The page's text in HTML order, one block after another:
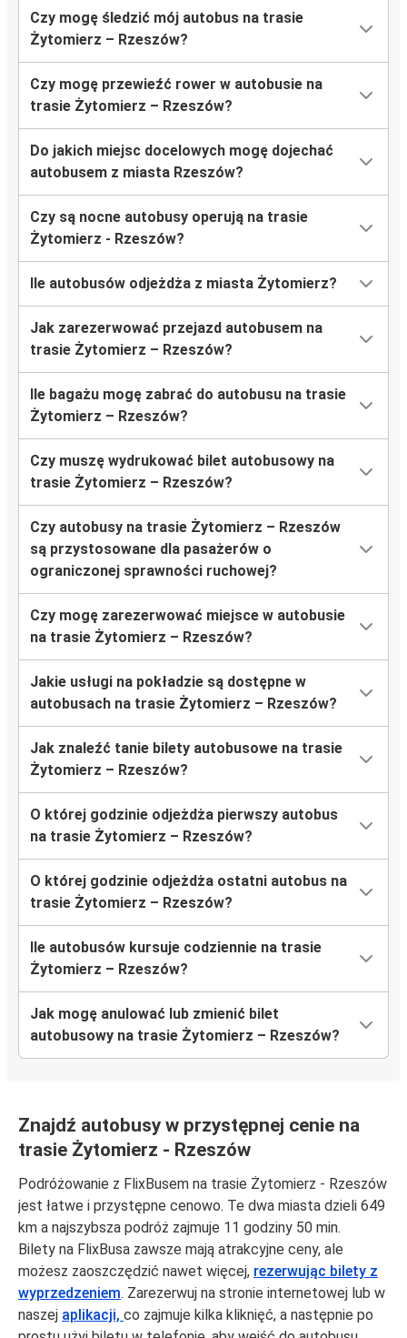
Czy mogę śledzić mój autobus na trasie
Żytomierz – Rzeszów?
Czy mogę przewieźć rower w autobusie na
trasie Żytomierz – Rzeszów?
Do jakich miejsc docelowych mogę dojechać
autobusem z miasta Rzeszów?
Czy są nocne autobusy operują na trasie
Żytomierz - Rzeszów?
Ile autobusów odjeżdża z miasta Żytomierz?
Jak zarezerwować przejazd autobusem na
trasie Żytomierz – Rzeszów?
Ile bagażu mogę zabrać do autobusu na trasie
Żytomierz – Rzeszów?
Czy muszę wydrukować bilet autobusowy na
trasie Żytomierz – Rzeszów?
Czy autobusy na trasie Żytomierz – Rzeszów
są przystosowane dla pasażerów o
ograniczonej sprawności ruchowej?
Czy mogę zarezerwować miejsce w autobusie
na trasie Żytomierz – Rzeszów?
Jakie usługi na pokładzie są dostępne w
autobusach na trasie Żytomierz – Rzeszów?
Jak znaleźć tanie bilety autobusowe na trasie
Żytomierz – Rzeszów?
O której godzinie odjeżdża pierwszy autobus
na trasie Żytomierz – Rzeszów?
O której godzinie odjeżdża ostatni autobus na
trasie Żytomierz – Rzeszów?
Ile autobusów kursuje codziennie na trasie
Żytomierz – Rzeszów?
Jak mogę anulować lub zmienić bilet
autobusowy na trasie Żytomierz – Rzeszów?
Znajdź autobusy w przystępnej cenie na
trasie Żytomierz - Rzeszów
Podróżowanie z FlixBusem na trasie Żytomierz - Rzeszów
jest łatwe i przystępne cenowo. Te dwa miasta dzieli 649
km a najszybsza podróż zajmuje 11 godziny 50 min.
Bilety na FlixBusa zawsze mają atrakcyjne ceny, ale
możesz zaoszczędzić nawet więcej, rezerwując bilety z
wyprzedzeniem. Zarezerwuj na stronie internetowej lub w
naszej aplikacji, co zajmuje kilka kliknięć, a następnie po